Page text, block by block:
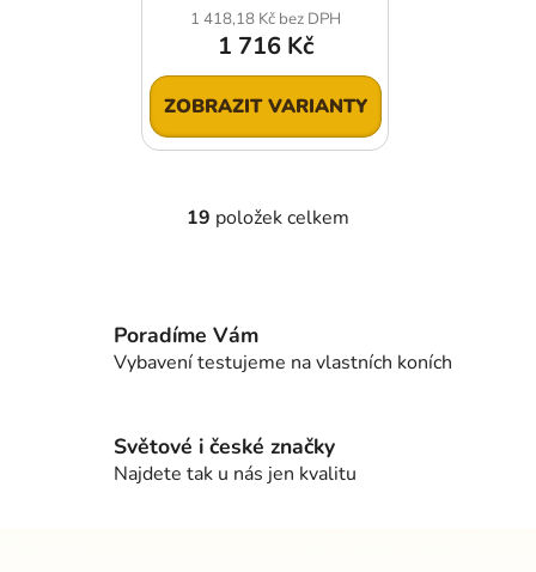
1 418,18 Kč bez DPH
1 716 Kč
ZOBRAZIT VARIANTY
O
a
p
r
v
19 položek celkem
Poradíme Vám
Vybavení testujeme na vlastních koních
Světové i české značky
Najdete tak u nás jen kvalitu